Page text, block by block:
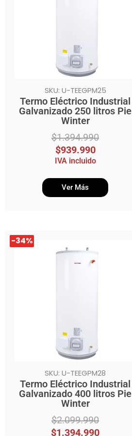
SKU: U-TEEGPM25
Termo Eléctrico Industrial
Galvanizado 250 litros Pie
Winter
$1.394.990
$939.990
IVA incluido
Ver Más
-34%
-34%
SKU: U-TEEGPM28
Termo Eléctrico Industrial
Galvanizado 400 litros Pie
Winter
$2.099.990
El
precio
$1.394.990
El
precio